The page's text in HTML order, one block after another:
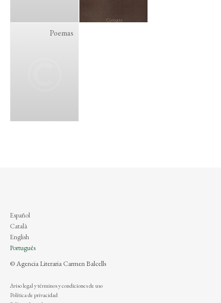
Poemas
Español
Català
English
Português
© Agencia Literaria Carmen Balcells
Aviso legal y términos y condiciones de uso
Política de privacidad